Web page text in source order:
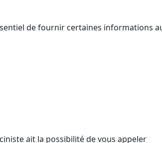
de fournir certaines informations
ait la possibilité de vous appeler